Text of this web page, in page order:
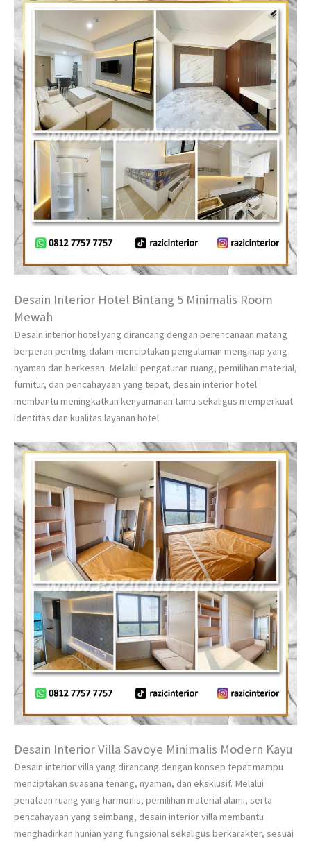
Desain Interior Hotel Bintang 5 Minimalis Room
Mewah
Desain interior hotel yang dirancang dengan perencanaan matang
berperan penting dalam menciptakan pengalaman menginap yang
nyaman dan berkesan. Melalui pengaturan ruang, pemilihan material,
furnitur, dan pencahayaan yang tepat, desain interior hotel
membantu meningkatkan kenyamanan tamu sekaligus memperkuat
identitas dan kualitas layanan hotel.
Desain Interior Villa Savoye Minimalis Modern Kayu
Desain interior villa yang dirancang dengan konsep tepat mampu
menciptakan suasana tenang, nyaman, dan eksklusif. Melalui
penataan ruang yang harmonis, pemilihan material alami, serta
pencahayaan yang seimbang, desain interior villa membantu
menghadirkan hunian yang fungsional sekaligus berkarakter, sesuai